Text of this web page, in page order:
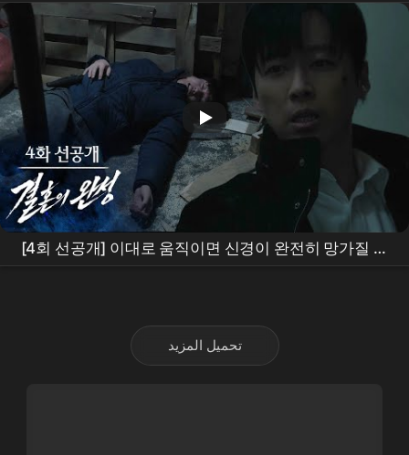
[4회 선공개] 이대로 움직이면 신경이 완전히 망가질 거
야 [ 결혼의 완성 ] | KBS 방송
تحميل المزيد